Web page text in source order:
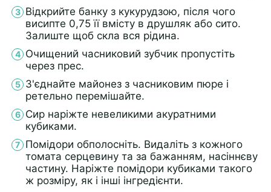
Відкрийте банку з кукурудзою, після чого
висипте 0,75 її вмісту в друшляк або сито.
Залиште щоб скла вся рідина.
Очищений часниковий зубчик пропустіть
через прес.
З'єднайте майонез з часниковим пюре і
ретельно перемішайте.
Сир наріжте невеликими акуратними
кубиками.
Помідори обполосніть. Видаліть з кожного
томата серцевину та за бажанням, насіннєву
частину. Наріжте помідори кубиками такого
ж розміру, як і інші інгредієнти.